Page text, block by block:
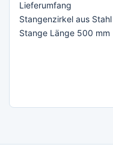
Lieferumfang
Stangenzirkel aus
Stange Länge 500 mm